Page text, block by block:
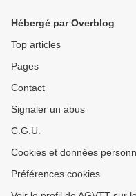
Hébergé par Overblog
Top articles
Pages
Contact
Signaler un abus
C.G.U.
Cookies et données
Préférences cookies